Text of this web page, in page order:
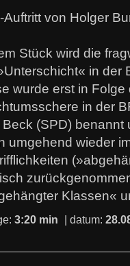
Auftritt von Holger
Stück wird die
in der
wurde erst in
in der
Beck (SPD)
umgehend wieder
Klassen«
3:20 min | datum: